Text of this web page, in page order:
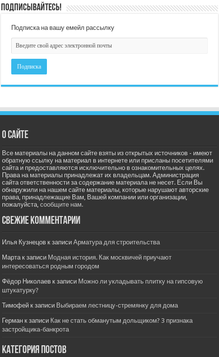
Подписывайтесь!
Подписка на вашу емейл рассылку
О сайте
Все материалы на данном сайте взяты из открытых источников - имеют
обратную ссылку на материал в интернете или присланы посетителями
сайта и предоставляются исключительно в ознакомительных целях.
Права на материалы принадлежат их владельцам. Администрация
сайта ответственности за содержание материала не несет. Если Вы
обнаружили на нашем сайте материалы, которые нарушают авторские
права, принадлежащие Вам, Вашей компании или организации,
пожалуйста,сообщите нам.
Свежие комментарии
Илья Кузнецов к записиАрматура для строительства
Мартак записи Модная история. Как москвичей приучают
интересоваться родным городом
Фёдор Николаев к записи Можно ли укладывать плитку на гипсовую
штукатурку?
Тимофей к записи Выбираем лестницу-стремянку для дома
Герман к записи Как не стать обманутым дольщиком? 3 признака
застройщика-банкрота
Категория постов